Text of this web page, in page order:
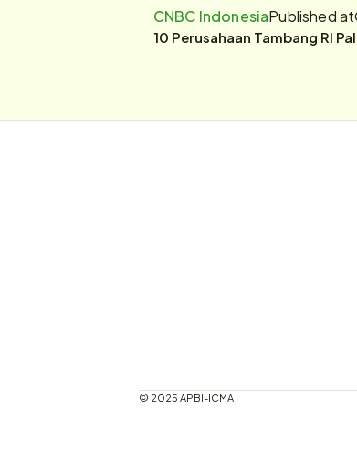
CNBC IndonesiaPublished at
10 Perusahaan Tambang RI
© 2025 APBI-ICMA